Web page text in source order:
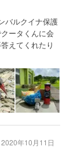
バルクイナ保護
ータくんに会
えてくれたり
2020年10月11日